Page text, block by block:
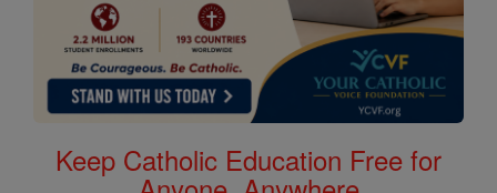
Keep Catholic Education Free for